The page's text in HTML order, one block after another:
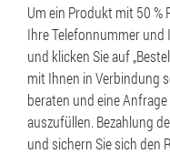
Um ein Produkt mit 50 %
Ihre Telefonnummer und
und klicken Sie auf
mit Ihnen in Verbindung
beraten und eine
auszufüllen. Bezahlung
und sichern Sie sich den